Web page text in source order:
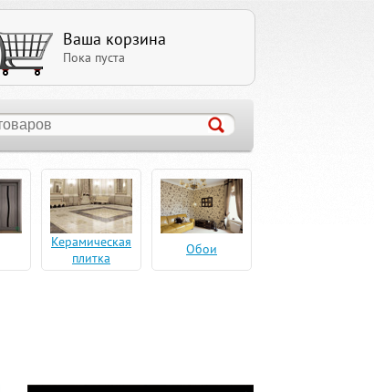
Ваша корзина
Пока пуста
Керамическая
плитка
Обои